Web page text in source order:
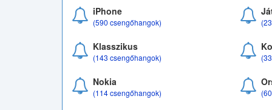
iPhone
(590 csengőhangok)
Klasszikus
(143 csengőhangok)
Nokia
(114 csengőhangok)